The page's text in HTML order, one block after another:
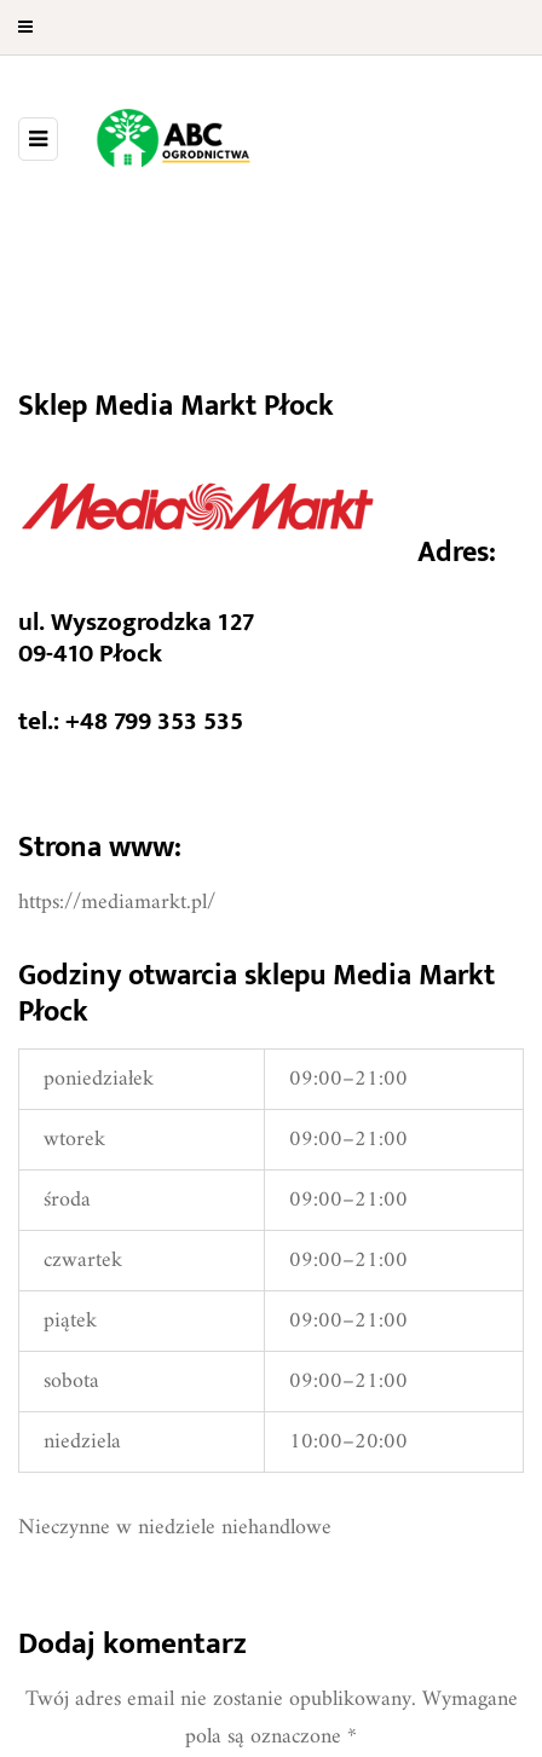
Sklep Media Markt Płock
Adres:
ul. Wyszogrodzka 127
09-410 Płock
tel.: +48 799 353 535
Strona www:
https://mediamarkt.pl/
Godziny otwarcia sklepu Media Markt
Płock
poniedziałek
09:00–21:00
wtorek
09:00–21:00
środa
09:00–21:00
czwartek
09:00–21:00
piątek
09:00–21:00
sobota
09:00–21:00
niedziela
10:00–20:00
Nieczynne w niedziele niehandlowe
Dodaj komentarz
Twój adres email nie zostanie opublikowany.Wymagane
pola są oznaczone*